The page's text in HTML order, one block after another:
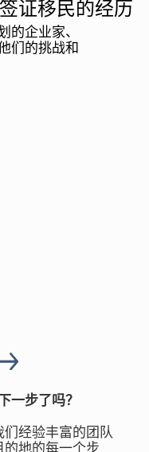
证移民的经历
的企业家、
们的挑战和
一步了吗？
们经验丰富的团队
的地的每一个步